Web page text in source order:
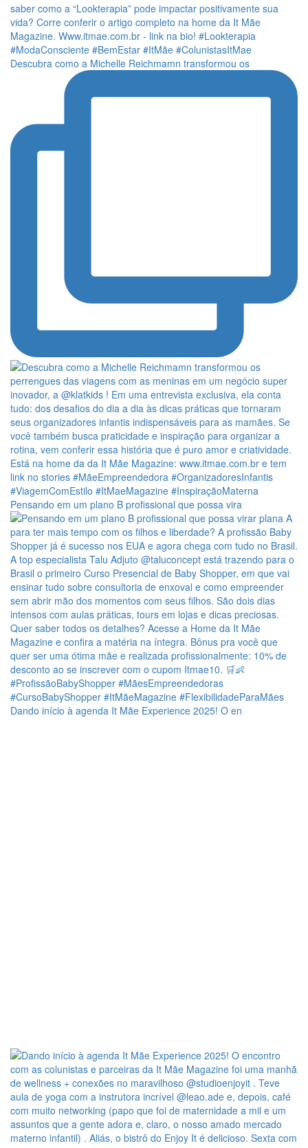
Descubra como a Michelle Reichmamn transformou os
Pensando em um plano B profissional que possa vira
Dando início à agenda It Mãe Experience 2025! O en